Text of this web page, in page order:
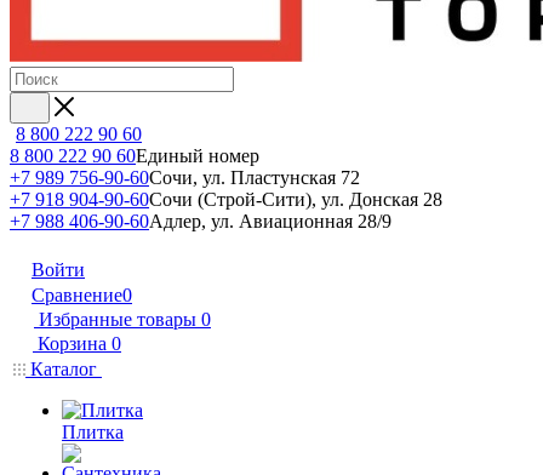
8 800 222 90 60
8 800 222 90 60Единый номер
+7 989 756-90-60Сочи, ул. Пластунская 72
+7 918 904-90-60Сочи (Строй-Сити), ул. Донская 28
+7 988 406-90-60Адлер, ул. Авиационная 28/9
Войти
Сравнение0
Избранные товары 0
Корзина 0
Каталог
Плитка